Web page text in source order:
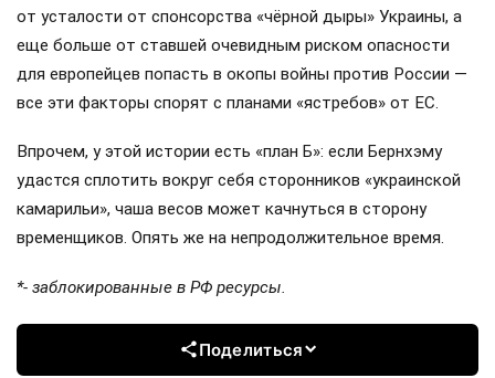
от усталости от спонсорства «чёрной дыры» Украины, а
еще больше от ставшей очевидным риском опасности
для европейцев попасть в окопы войны против России —
все эти факторы спорят с планами «ястребов» от ЕС.
Впрочем, у этой истории есть «план Б»: если Бернхэму
удастся сплотить вокруг себя сторонников «украинской
камарильи», чаша весов может качнуться в сторону
временщиков. Опять же на непродолжительное время.
*- заблокированные в РФ ресурсы.
Поделиться